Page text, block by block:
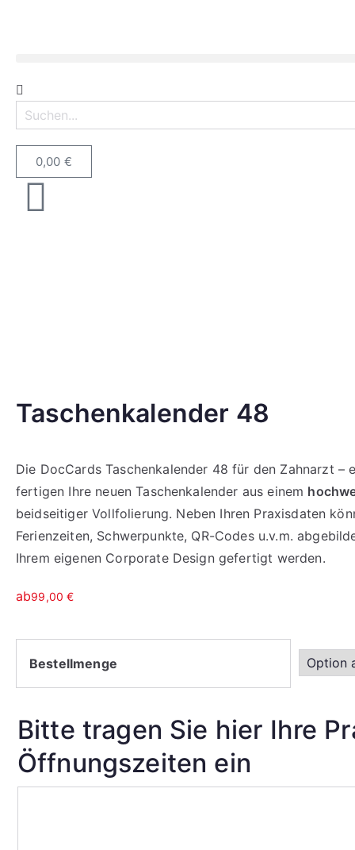
0,00 €
Taschenkalender 48
Die DocCards Taschenkalender 48 für den Zahnarzt
fertigen Ihre neuen Taschenkalender aus einem
beidseitiger Vollfolierung. Neben Ihren Praxisdaten
Ferienzeiten, Schwerpunkte, QR-Codes u.v.m.
Ihrem eigenen Corporate Design gefertigt werden.
ab99,00€
Bestellmenge
Bitte tragen Sie hier Ihre
Öffnungszeiten ein